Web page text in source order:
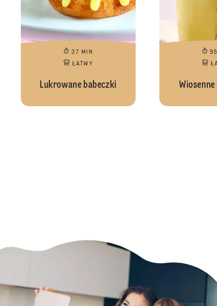
37 MIN
ŁATWY
Lukrowane babeczki